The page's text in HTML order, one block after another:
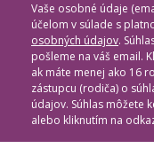
Vaše osobné údaje
účelom v súlade s
osobných údajov.
pošleme na váš email.
ak máte menej ako 16
zástupcu (rodiča) o
údajov. Súhlas môžete
alebo kliknutím na